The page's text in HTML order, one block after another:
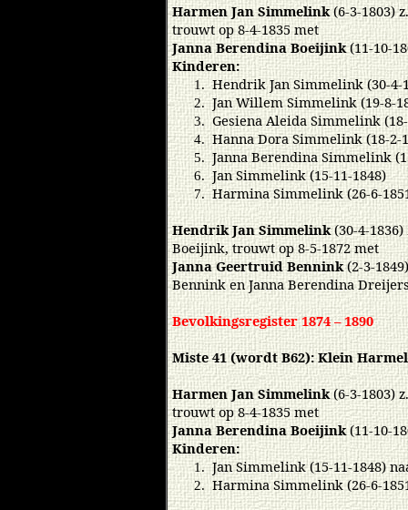
Harmen Jan Simmelink(6-3-1803)
trouwt op 8-4-1835 met
Janna Berendina Boeijink(11-10-
Kinderen:
1. Hendrik Jan Simmelink (30-4-
2. Jan Willem Simmelink (19-8-
3. Gesiena Aleida Simmelink
4. Hanna Dora Simmelink (18-2-
5. Janna Berendina Simmelink
6. Jan Simmelink (15-11-1848)
7. Harmina Simmelink (26-6-
Hendrik Jan Simmelink(30-4-
Boeijink, trouwt op 8-5-1872 met
Janna Geertruid Bennink(2-3-
Bennink en Janna Berendina
Bevolkingsregister 1874 – 1890
Miste 41 (wordt B62): Klein
Harmen Jan Simmelink(6-3-1803)
trouwt op 8-4-1835 met
Janna Berendina Boeijink(11-10-
Kinderen:
1. Jan Simmelink (15-11-1848)
2. Harmina Simmelink (26-6-